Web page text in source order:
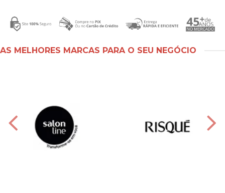
AS MELHORES MARCAS PARA O SEU NEGÓCIO